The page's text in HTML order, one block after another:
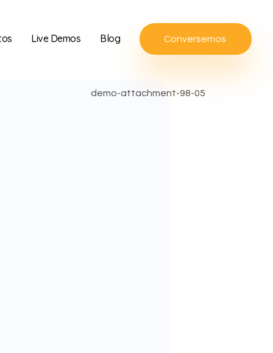
Live Demos Blog Conversemos